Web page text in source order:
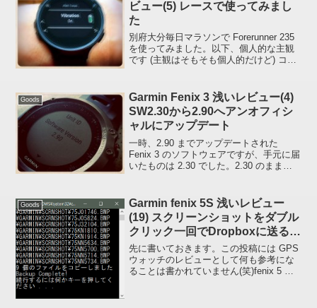
ビュー(5) レースで使ってみまし
た
別府大分毎日マラソンで Forerunner 235
を使ってみました。以下、個人的な主観
です (主観はそもそも個人的だけど) コー
ても問題ありませんでした。距離は...
Goods
Garmin Fenix 3 浅いレビュー(4)
SW2.30から2.90へアンオフィシ
ャルにアップデート
一時、2.90 までアップデートされた
Fenix 3 のソフトウェアですが、手元に届
いたものは 2.30 でした。2.30 のまま使
2.90 にアップグレ...
Goods
Garmin fenix 5S 浅いレビュー
(19) スクリーンショットをダブル
クリック一回でDropboxに送る方
法
先に書いておきます。この投稿には GPS
ウォッチのレビューとして何も参考にな
ることは書かれていません(笑)fenix 5 シ